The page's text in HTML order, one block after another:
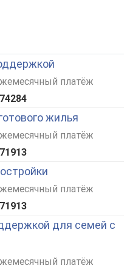
платёж
жилья
платёж
платёж
для семей с
платёж